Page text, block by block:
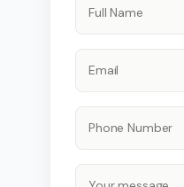
Etsy Yönetimi